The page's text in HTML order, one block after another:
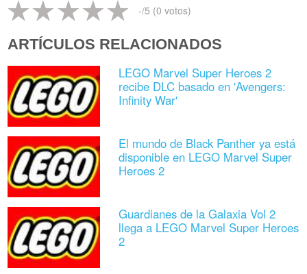
-/5 (0 votos)
ARTÍCULOS RELACIONADOS
LEGO Marvel Super Heroes 2
recibe DLC basado en 'Avengers:
Infinity War'
El mundo de Black Panther ya está
disponible en LEGO Marvel Super
Heroes 2
Guardianes de la Galaxia Vol 2
llega a LEGO Marvel Super Heroes
2